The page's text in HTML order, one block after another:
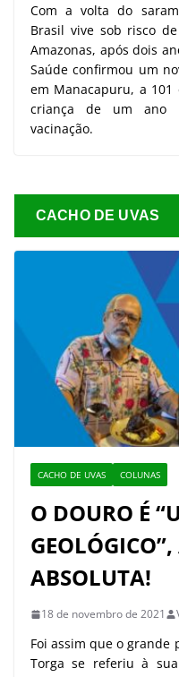
Com a volta do
Brasil vive sob risco
Amazonas, após dois
Saúde confirmou um
em Manacapuru, a
criança de um ano
vacinação.
CACHO DE UVAS
CACHO DE UVAS COLUNAS
O DOURO É
ABSOLUTA!
18 de novembro de 2021
Foi assim que o
Torga se referiu à